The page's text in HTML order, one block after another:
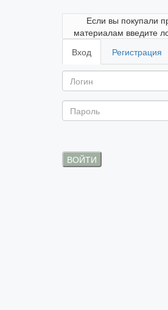
Если вы покупали
материалам введите
Вход
Регистрация
ВОЙТИ